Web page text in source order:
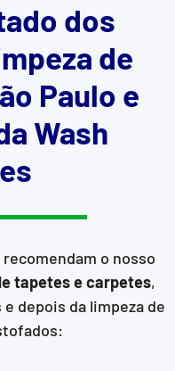
dos
de
Paulo e
Wash
o nosso
tapetes e carpetes,
depois da limpeza de